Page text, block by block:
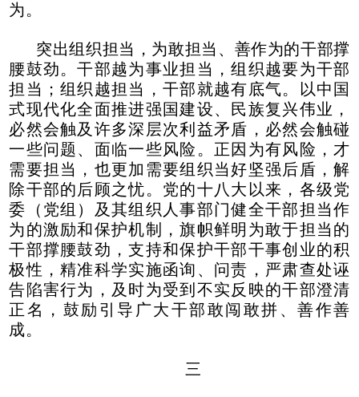
为。
突出组织担当，为敢担当、善作为的干部撑
腰鼓劲。干部越为事业担当，组织越要为干部
担当；组织越担当，干部就越有底气。以中国
式现代化全面推进强国建设、民族复兴伟业，
必然会触及许多深层次利益矛盾，必然会触碰
一些问题、面临一些风险。正因为有风险，才
需要担当，也更加需要组织当好坚强后盾，解
除干部的后顾之忧。党的十八大以来，各级党
委（党组）及其组织人事部门健全干部担当作
为的激励和保护机制，旗帜鲜明为敢于担当的
干部撑腰鼓劲，支持和保护干部干事创业的积
极性，精准科学实施函询、问责，严肃查处诬
告陷害行为，及时为受到不实反映的干部澄清
正名，鼓励引导广大干部敢闯敢拼、善作善
成。
三